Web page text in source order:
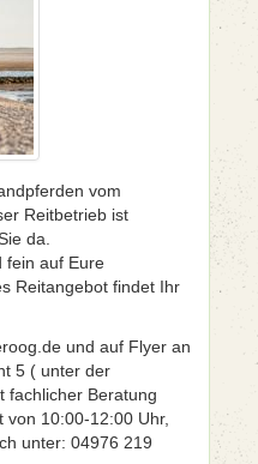
vom
Reitbetrieb ist
da.
fein auf Eure
Reitangebot findet Ihr
und auf Flyer an
5 ( unter der
fachlicher Beratung
10:00-12:00 Uhr,
unter: 04976 219